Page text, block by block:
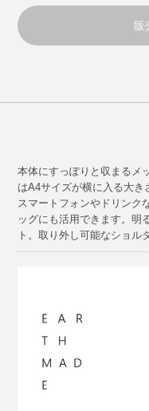
販
本体にすっぽりと収まるメ
はA4サイズが横に入る大
スマートフォンやドリンク
ッグにも活用できます。明
ト。取り外し可能なショル